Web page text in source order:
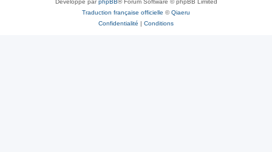
Traduction française officielle ©Qiaeru
Confidentialité | Conditions